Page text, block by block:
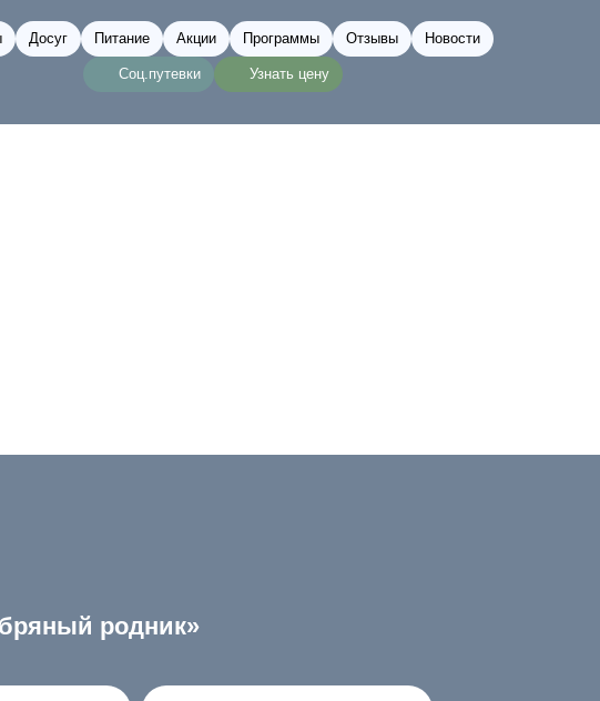
Досуг Питание Акции Программы Отзывы Новости
Соц.путевки Узнать цену
родник»